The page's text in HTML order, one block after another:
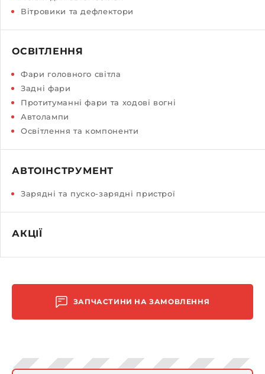
Вітровики та дефлектори
ОСВІТЛЕННЯ
Фари головного світла
Задні фари
Протитуманні фари та ходові вогні
Автолампи
Освітлення та компоненти
АВТОІНСТРУМЕНТ
Зарядні та пуско-зарядні пристрої
АКЦІЇ
ЗАПЧАСТИНИ НА ЗАМОВЛЕННЯ